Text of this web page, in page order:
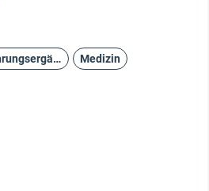
Nahrungsergänzungsmittel Medizin